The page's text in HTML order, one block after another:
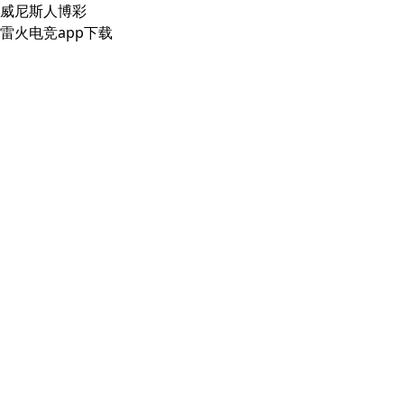
威尼斯人博彩
雷火电竞app下载